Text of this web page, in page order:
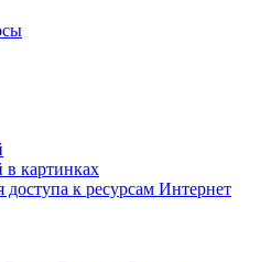
в картинках
доступа к ресурсам Интернет